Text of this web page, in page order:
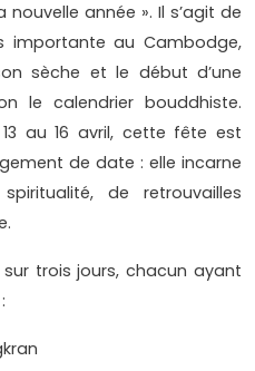
année ». Il s’agit de
importante au Cambodge,
sèche et le début d’une
le calendrier bouddhiste.
au 16 avril, cette fête est
de date : elle incarne
de retrouvailles
sur trois jours, chacun ayant